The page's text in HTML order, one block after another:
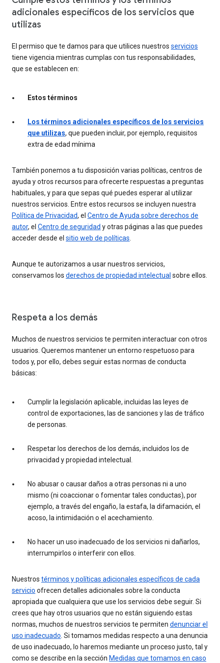
adicionales específicos de los servicios que
utilizas
El permiso que te damos para que utilices nuestros servicios
tiene vigencia mientras cumplas con tus responsabilidades,
que se establecen en:
Estos términos
Los términos adicionales específicos de los servicios
que utilizas, que pueden incluir, por ejemplo, requisitos
extra de edad mínima
También ponemos a tu disposición varias políticas, centros de
ayuda y otros recursos para ofrecerte respuestas a preguntas
habituales, y para que sepas qué puedes esperar al utilizar
nuestros servicios. Entre estos recursos se incluyen nuestra
Política de Privacidad, el Centro de Ayuda sobre derechos de
autor, el Centro de seguridad y otras páginas a las que puedes
acceder desde el sitio web de políticas.
Aunque te autorizamos a usar nuestros servicios,
conservamos los derechos de propiedad intelectual sobre ellos.
Respeta a los demás
Muchos de nuestros servicios te permiten interactuar con otros
usuarios. Queremos mantener un entorno respetuoso para
todos y, por ello, debes seguir estas normas de conducta
básicas:
Cumplir la legislación aplicable, incluidas las leyes de
control de exportaciones, las de sanciones y las de tráfico
de personas.
Respetar los derechos de los demás, incluidos los de
privacidad y propiedad intelectual.
No abusar o causar daños a otras personas ni a uno
mismo (ni coaccionar o fomentar tales conductas), por
ejemplo, a través del engaño, la estafa, la difamación, el
acoso, la intimidación o el acechamiento.
No hacer un uso inadecuado de los servicios ni dañarlos,
interrumpirlos o interferir con ellos.
Nuestros términos y políticas adicionales específicos de cada
servicio ofrecen detalles adicionales sobre la conducta
apropiada que cualquiera que use los servicios debe seguir. Si
crees que hay otros usuarios que no están siguiendo estas
normas, muchos de nuestros servicios te permiten denunciar el
uso inadecuado. Si tomamos medidas respecto a una denuncia
de uso inadecuado, lo haremos mediante un proceso justo, tal y
como se describe en la sección Medidas que tomamos en caso